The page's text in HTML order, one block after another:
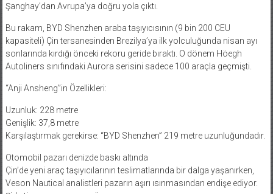
Şanghay’dan Avrupa’ya doğru yola çıktı.
Bu rakam, BYD Shenzhen araba taşıyıcısının (9 bin 200 CEU
kapasiteli) Çin tersanesinden Brezilya’ya ilk yolculuğunda nisan ayı
sonlarında kırdığı önceki rekoru geride bıraktı. O dönem Höegh
Autoliners sınıfındaki Aurora serisini sadece 100 araçla geçmişti.
“Anji Ansheng”in Özellikleri:
Uzunluk: 228 metre
Genişlik: 37,8 metre
Karşılaştırmak gerekirse: “BYD Shenzhen” 219 metre uzunluğundadır.
Otomobil pazarı denizde baskı altında
Çin’de yeni araç taşıyıcılarının teslimatlarında bir dalga yaşanırken,
Veson Nautical analistleri pazarın aşırı ısınmasından endişe ediyor.